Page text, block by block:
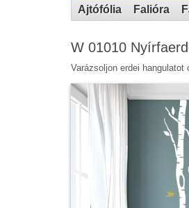
Ajtófólia
Falióra
W 01010
Varázsoljon erdei